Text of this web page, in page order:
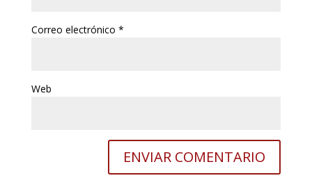
Correo electrónico *
Web